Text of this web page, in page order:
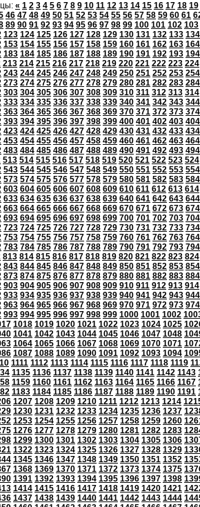
« 1 2 3 4 5 6 7 8 9 10 11 12 13 14 15 16 17 18 19
46 47 48 49 50 51 52 53 54 55 56 57 58 59 60 61
89 90 91 92 93 94 95 96 97 98 99 100 101 102 103
123 124 125 126 127 128 129 130 131 132 133 134
153 154 155 156 157 158 159 160 161 162 163 164
183 184 185 186 187 188 189 190 191 192 193 194
213 214 215 216 217 218 219 220 221 222 223 224
243 244 245 246 247 248 249 250 251 252 253 254
273 274 275 276 277 278 279 280 281 282 283 284
303 304 305 306 307 308 309 310 311 312 313 314
333 334 335 336 337 338 339 340 341 342 343 344
363 364 365 366 367 368 369 370 371 372 373 374
393 394 395 396 397 398 399 400 401 402 403 404
423 424 425 426 427 428 429 430 431 432 433 434
453 454 455 456 457 458 459 460 461 462 463 464
483 484 485 486 487 488 489 490 491 492 493 494
513 514 515 516 517 518 519 520 521 522 523 524
543 544 545 546 547 548 549 550 551 552 553 554
573 574 575 576 577 578 579 580 581 582 583 584
603 604 605 606 607 608 609 610 611 612 613 614
633 634 635 636 637 638 639 640 641 642 643 644
663 664 665 666 667 668 669 670 671 672 673 674
693 694 695 696 697 698 699 700 701 702 703 704
723 724 725 726 727 728 729 730 731 732 733 734
753 754 755 756 757 758 759 760 761 762 763 764
783 784 785 786 787 788 789 790 791 792 793 794
813 814 815 816 817 818 819 820 821 822 823 824
843 844 845 846 847 848 849 850 851 852 853 854
873 874 875 876 877 878 879 880 881 882 883 884
903 904 905 906 907 908 909 910 911 912 913 914
933 934 935 936 937 938 939 940 941 942 943 944
963 964 965 966 967 968 969 970 971 972 973 974
993 994 995 996 997 998 999 1000 1001 1002
1018 1019 1020 1021 1022 1023 1024 1025
1041 1042 1043 1044 1045 1046 1047 1048
1064 1065 1066 1067 1068 1069 1070 1071
1087 1088 1089 1090 1091 1092 1093 1094
1111 1112 1113 1114 1115 1116 1117 1118 1119
1135 1136 1137 1138 1139 1140 1141 1142 1143
1159 1160 1161 1162 1163 1164 1165 1166 1167
1183 1184 1185 1186 1187 1188 1189 1190 1191
1207 1208 1209 1210 1211 1212 1213 1214
1230 1231 1232 1233 1234 1235 1236 1237
1253 1254 1255 1256 1257 1258 1259 1260
1276 1277 1278 1279 1280 1281 1282 1283
1299 1300 1301 1302 1303 1304 1305 1306
1322 1323 1324 1325 1326 1327 1328 1329
1345 1346 1347 1348 1349 1350 1351 1352
1368 1369 1370 1371 1372 1373 1374 1375
1391 1392 1393 1394 1395 1396 1397 1398
1414 1415 1416 1417 1418 1419 1420 1421
1437 1438 1439 1440 1441 1442 1443 1444